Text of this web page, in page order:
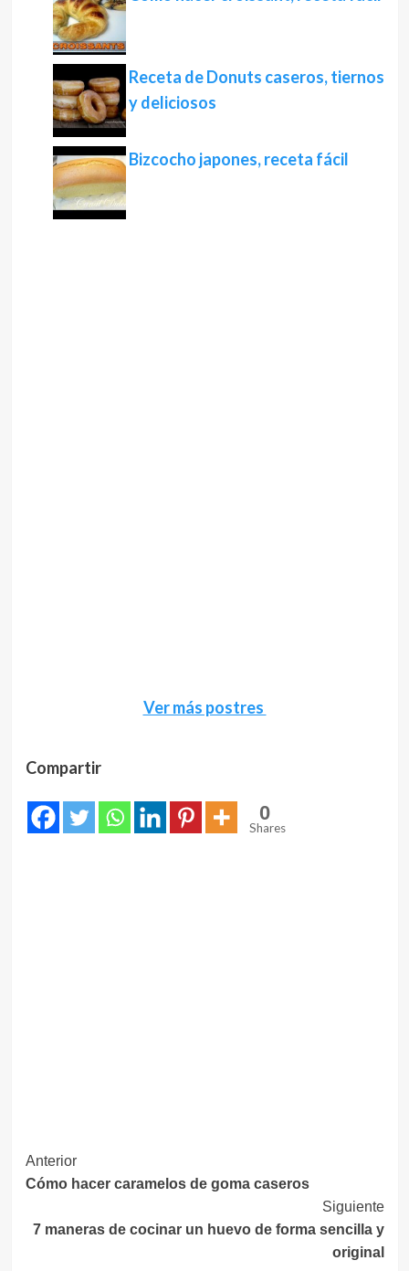
Receta de Donuts caseros, tiernos
y deliciosos
Bizcocho japones, receta fácil
Ver más postres
Compartir
0
Shares
Navegación
de
entradas
Anterior
Cómo hacer caramelos de goma caseros
Siguiente
7 maneras de cocinar un huevo de forma sencilla y
original